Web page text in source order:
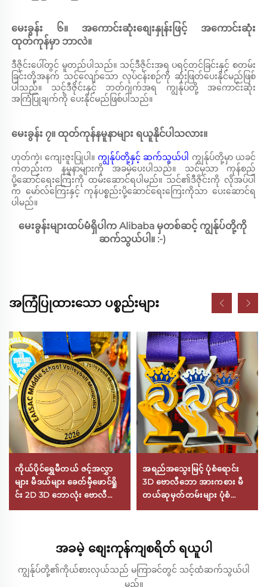
မေးခွန်း ၆။ အကောင်းဆုံးစျေးနှုန်းဖြင့် အကောင်းဆုံး
ထုတ်ကုန်မှာ ဘာလဲ။
ဒီဇိုင်းပေါ်တွင် မူတည်ပါသည်။ သင့်ဒီဇိုင်းအရ ပရင့်တင်ခြင်းနှင့် စတမ်း
ခြင်းတို့အနက် သင့်လျော်သော လုပ်ငန်းစဉ်ကို ဆုံးဖြတ်ပေးနိုင်မည်ဖြစ်
ပါသည်။ သင့်ဒီဇိုင်းနှင့် ဘတ်ဂျက်အရ ကျွန်ုပ်တို့ အကောင်းဆုံး
အကြံပြုချက်ကို ပေးနိုင်မည်ဖြစ်ပါသည်။
မေးခွန်း ၇။ ထုတ်ကုန်နမူနာများ ရယူနိုင်ပါသလား။
ဟုတ်ကဲ့၊ ကျေးဇူးပြုပါ။ ကျွန်ုပ်တို့နှင့် ဆက်သွယ်ပါ ကျွန်ုပ်တို့မှာ ယခင်
ကတည်းက နမူနာများကို အခမဲ့ပေးပါသည်။ သင်မှသာ ကုန်စည်
ပို့ဆောင်ရေးကြေးကို ထမ်းဆောင်ရပါမည်။ သင်၏ဒီဇိုင်းကို လိုအပ်ပါ
က မော်လ်ကြေးနှင့် ကုန်ပစ္စည်းပို့ဆောင်ရေးကြေးကိုသာ ပေးဆောင်ရ
ပါမည်။
မေးခွန်းများထပ်မံရှိပါက Alibaba မှတစ်ဆင့် ကျွန်ုပ်တို့ကို
ဆက်သွယ်ပါ။ :-)
အကြံပြုထားသော ပစ္စည်းများ
ကိုယ်ပိုင်ရွှေမီတယ် ဇင့်အလွှာ
များ မီဒယ်များ ခေတ်မှီဖောင်ရှို
င်း 2D 3D ဘောလုံး ဗောလီဘော
အရည်အသွေးမြင့် ပုံစံရောင်း
3D ဗောလီဘော အားကစား မီ
တယ်ဆုမှတ်တမ်းများ ပုံစံ
အခမဲ့ စျေးကုန်ကျစရိတ် ရယူပါ
ကျွန်ုပ်တို့၏ကိုယ်စားလှယ်သည် မကြာခင်တွင် သင့်ထံဆက်သွယ်ပါ
မည်။